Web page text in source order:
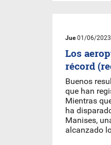
Jue01/06/2023
Los
récord
Buenos
que han
Mientras
ha
Manises,
alcanzado